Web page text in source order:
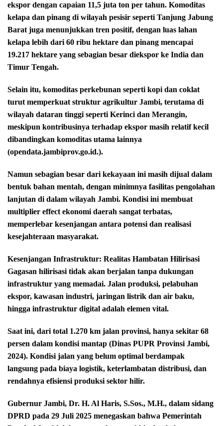
ekspor dengan capaian 11,5 juta ton per tahun. Komoditas
kelapa dan pinang di wilayah pesisir seperti Tanjung Jabung
Barat juga menunjukkan tren positif, dengan luas lahan
kelapa lebih dari 60 ribu hektare dan pinang mencapai
19.217 hektare yang sebagian besar diekspor ke India dan
Timur Tengah.
Selain itu, komoditas perkebunan seperti kopi dan coklat
turut memperkuat struktur agrikultur Jambi, terutama di
wilayah dataran tinggi seperti Kerinci dan Merangin,
meskipun kontribusinya terhadap ekspor masih relatif kecil
dibandingkan komoditas utama lainnya
(opendata.jambiprov.go.id.).
Namun sebagian besar dari kekayaan ini masih dijual dalam
bentuk bahan mentah, dengan minimnya fasilitas pengolahan
lanjutan di dalam wilayah Jambi. Kondisi ini membuat
multiplier effect ekonomi daerah sangat terbatas,
memperlebar kesenjangan antara potensi dan realisasi
kesejahteraan masyarakat.
Kesenjangan Infrastruktur: Realitas Hambatan Hilirisasi
Gagasan hilirisasi tidak akan berjalan tanpa dukungan
infrastruktur yang memadai. Jalan produksi, pelabuhan
ekspor, kawasan industri, jaringan listrik dan air baku,
hingga infrastruktur digital adalah elemen vital.
Saat ini, dari total 1.270 km jalan provinsi, hanya sekitar 68
persen dalam kondisi mantap (Dinas PUPR Provinsi Jambi,
2024). Kondisi jalan yang belum optimal berdampak
langsung pada biaya logistik, keterlambatan distribusi, dan
rendahnya efisiensi produksi sektor hilir.
Gubernur Jambi, Dr. H. Al Haris, S.Sos., M.H., dalam sidang
DPRD pada 29 Juli 2025 menegaskan bahwa Pemerintah